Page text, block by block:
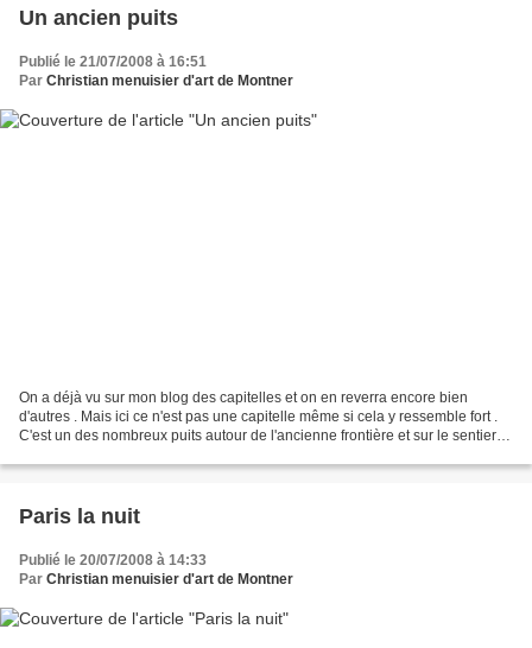
Un ancien puits
Publié le 21/07/2008 à 16:51
Par Christian menuisier d'art de Montner
On a déjà vu sur mon blog des capitelles et on en reverra encore bien
d'autres . Mais ici ce n'est pas une capitelle même si cela y ressemble fort .
C'est un des nombreux puits autour de l'ancienne frontière et sur le sentier
Paris la nuit
Publié le 20/07/2008 à 14:33
Par Christian menuisier d'art de Montner